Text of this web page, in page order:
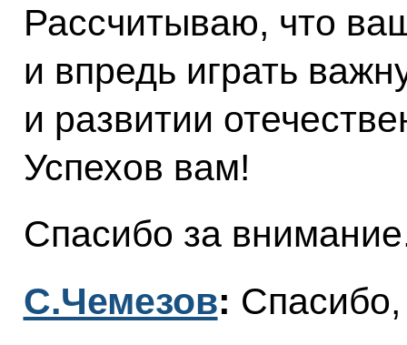
Рассчитываю, что
и впредь играть
и развитии
Успехов вам!
Спасибо за
С.Чемезов: